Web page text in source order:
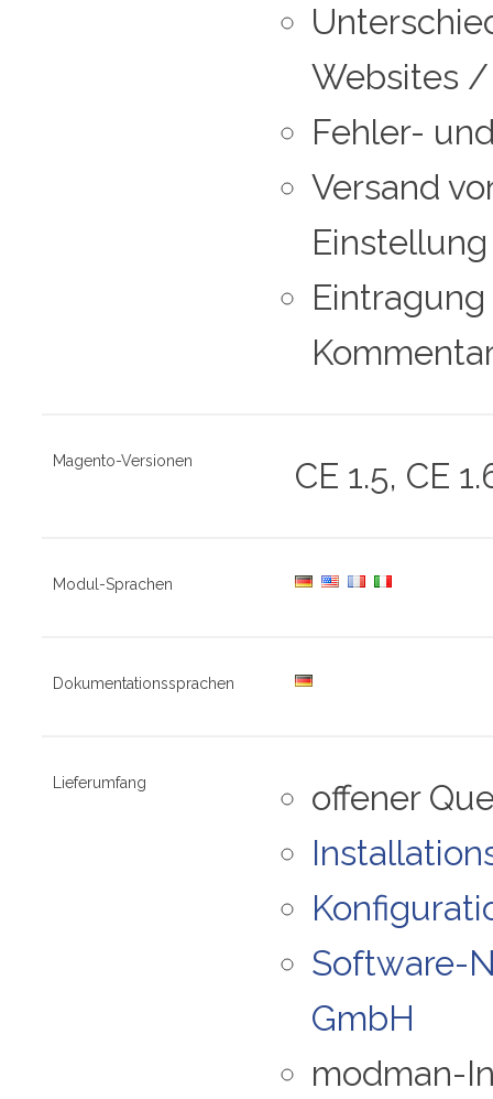
Websites /
Fehler-
Versand
Magento-Versionen CE 1.5, CE
Modul-Sprachen
Dokumentationssprachen
Lieferumfang
offener
Software-
GmbH
modman-